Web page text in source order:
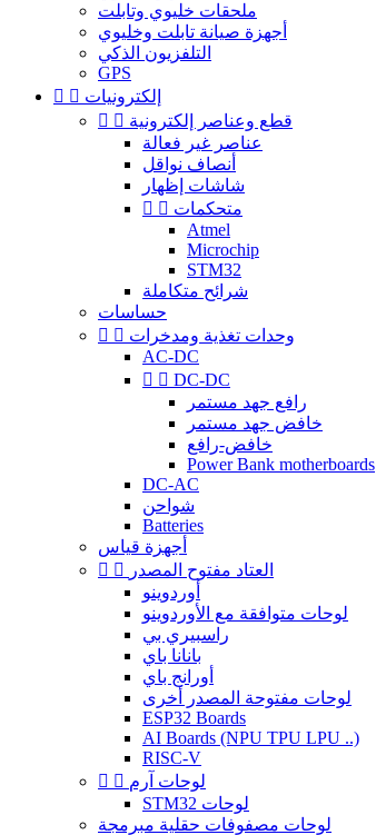
ملحقات خليوي وتابلت
أجهزة صيانة تابلت وخليوي
التلفزيون الذكي
GPS
  إلكترونيات
  قطع وعناصر إلكترونية
عناصر غير فعالة
أنصاف نواقل
شاشات إظهار
  متحكمات
Atmel
Microchip
STM32
شرائح متكاملة
حساسات
  وحدات تغذية ومدخرات
AC-DC
  DC-DC
رافع جهد مستمر
خافض جهد مستمر
خافض-رافع
Power Bank motherboards
DC-AC
شواحن
Batteries
أجهزة قياس
 
العتاد مفتوح المصدر
أوردوينو
لوحات متوافقة مع الأوردوينو
راسبيري بي
بانانا باي
أورانج باي
لوحات مفتوحة المصدر أخرى
ESP32 Boards
AI Boards (NPU TPU LPU ..)
RISC-V
  لوحات آرم
STM32 لوحات
لوحات مصفوفات حقلية مبرمجة